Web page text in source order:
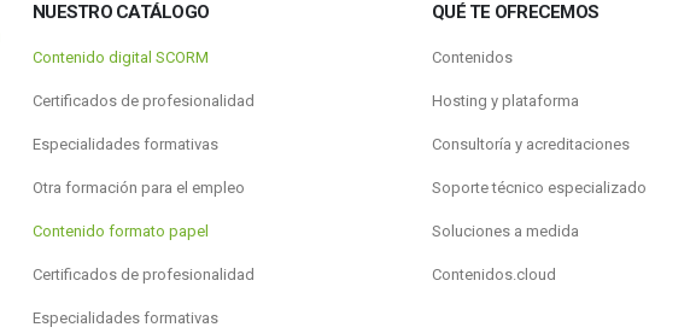
NUESTRO CATÁLOGO
Contenido digital SCORM
Certificados de profesionalidad
Especialidades formativas
Otra formación para el empleo
Contenido formato papel
Certificados de profesionalidad
Especialidades formativas
QUÉ TE OFRECEMOS
Contenidos
Hosting y plataforma
Consultoría y acreditaciones
Soporte técnico especializado
Soluciones a medida
Contenidos.cloud